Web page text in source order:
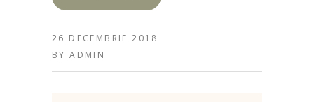
26 DECEMBRIE 2018
BYADMIN